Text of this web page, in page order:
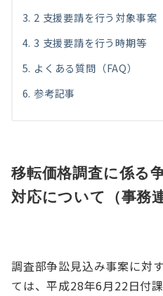
2 支援要請を行う対象事案
3 支援要請を行う時期等
よくある質問（FAQ）
参考記事
移転価格調査に係る
対応について（事務
調査部争訟見込み事案に対
ては、平成28年6月22日付